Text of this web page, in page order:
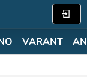
VARANT